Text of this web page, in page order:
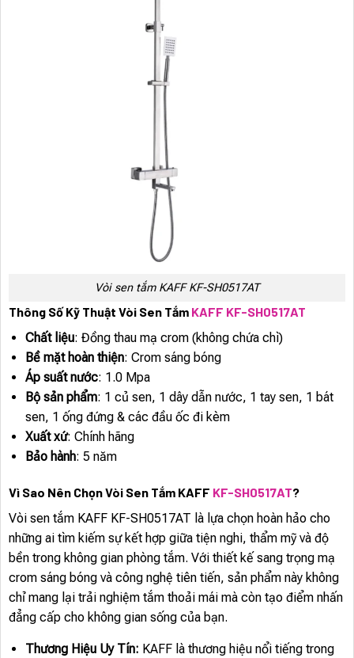
Vòi sen tắm KAFF KF-SH0517AT
Thông Số Kỹ Thuật Vòi Sen Tắm KAFF KF-SH0517AT
Chất liệu: Đồng thau mạ crom (không chứa chì)
Bề mặt hoàn thiện: Crom sáng bóng
Áp suất nước: 1.0 Mpa
Bộ sản phẩm: 1 củ sen, 1 dây dẫn nước, 1 tay sen, 1 bát
sen, 1 ống đứng & các đầu ốc đi kèm
Xuất xứ: Chính hãng
Bảo hành: 5 năm
Vì Sao Nên Chọn Vòi Sen Tắm KAFF KF-SH0517AT?
Vòi sen tắm KAFF KF-SH0517AT là lựa chọn hoàn hảo cho
những ai tìm kiếm sự kết hợp giữa tiện nghi, thẩm mỹ và độ
bền trong không gian phòng tắm. Với thiết kế sang trọng mạ
crom sáng bóng và công nghệ tiên tiến, sản phẩm này không
chỉ mang lại trải nghiệm tắm thoải mái mà còn tạo điểm nhấn
đẳng cấp cho không gian sống của bạn.
Thương Hiệu Uy Tín: KAFF là thương hiệu nổi tiếng trong